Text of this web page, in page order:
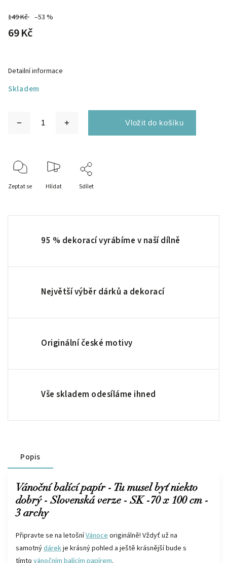
149 Kč –53 %
69 Kč
Skladem
Detailní informace
Zeptat se Hlídat Sdílet
95 % dekorací vyrábíme v naší dílně
Největší výběr dárků a dekorací
Originální české motivy
Vše skladem odesíláme ihned
Popis
Vánoční balící papír - Tu musel byť niekto
dobrý - Slovenská verze - SK -70 x 100 cm -
3 archy
Připravte se na letošníVánoce originálně! Vždyť už na
samotnýdárekje krásný pohled a ještě krásnější bude s
tímto vánočním balícím papírem.